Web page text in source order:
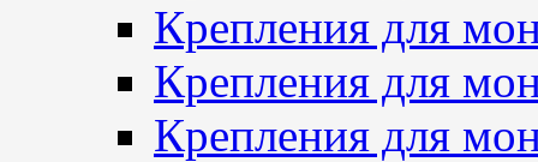
Крепления для
Крепления для
Крепления для